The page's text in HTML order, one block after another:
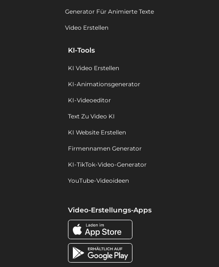
Generator Für Animierte Texte
Video Erstellen
KI-Tools
KI Video Erstellen
KI-Animationsgenerator
KI-Videoeditor
Text Zu Video KI
KI Website Erstellen
Firmennamen Generator
KI-TikTok-Video-Generator
YouTube-Videoideen
Video-Erstellungs-Apps